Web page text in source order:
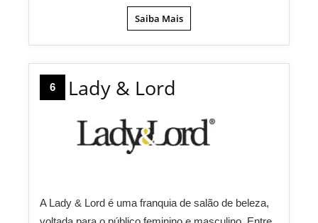
Saiba Mais
6 Lady & Lord
A Lady & Lord é uma franquia de salão de beleza,